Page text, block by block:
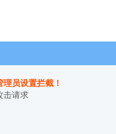
员设置拦截！
击请求